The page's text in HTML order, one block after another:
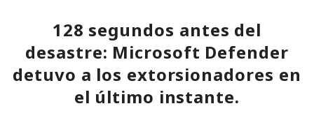
128 segundos antes del
desastre: Microsoft Defender
detuvo a los extorsionadores en
el último instante.